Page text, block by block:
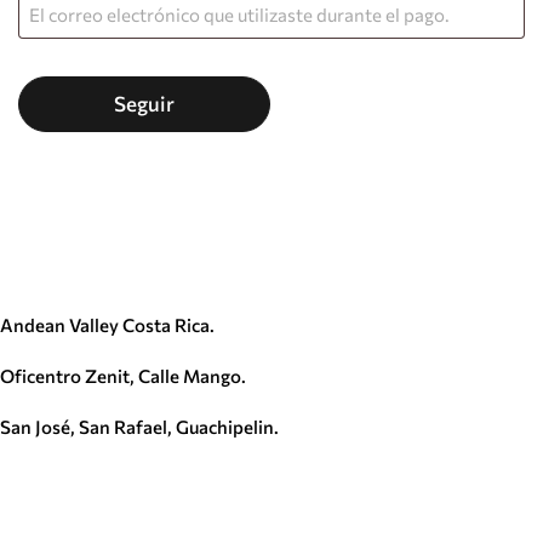
Seguir
Andean Valley Costa Rica.
Oficentro Zenit, Calle Mango.
San José, San Rafael, Guachipelin.